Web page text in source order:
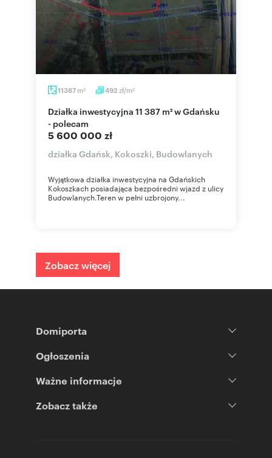
11387 m2 492 zł/m2
Działka inwestycyjna 11 387 m² w Gdańsku
- polecam
5 600 000 zł
działka Gdańsk, Kokoszki, Budowlanych
Wyjątkowa działka inwestycyjna na Gdańskich
Kokoszkach posiadająca bezpośredni wjazd z ulicy
Budowlanych.Teren w pełni uzbrojony...
Zobacz więcej
Domiporta
Ogłoszenia
Ważne informacje
Zobacz także